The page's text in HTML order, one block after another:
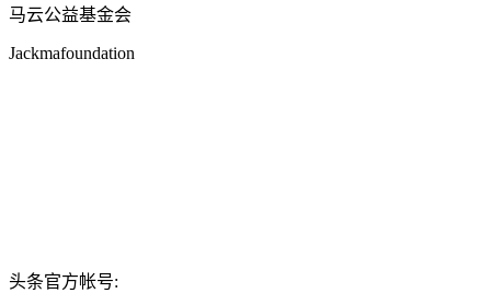
马云公益基金会
Jackmafoundation
头条官方帐号: